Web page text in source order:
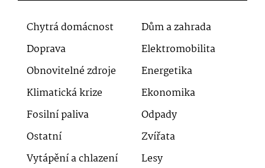
Chytrá domácnost
Dům a zahrada
Doprava
Elektromobilita
Obnovitelné zdroje
Energetika
Klimatická krize
Ekonomika
Fosilní paliva
Odpady
Ostatní
Zvířata
Vytápění a chlazení
Lesy